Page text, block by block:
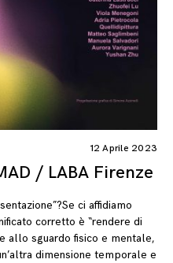
12 Aprile 2023
/ LABA Firenze
ci affidiamo
corretto è “rendere di
allo sguardo fisico e mentale,
dimensione temporale e